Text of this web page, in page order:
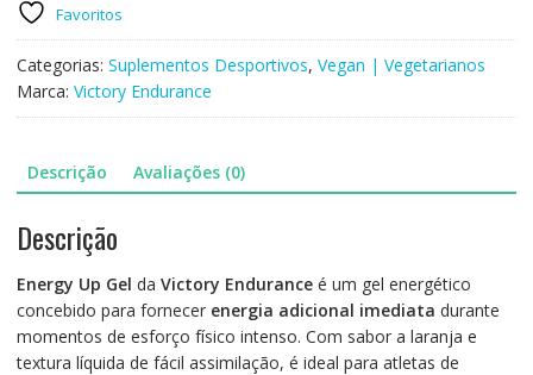
-
Energy
Up
Gel
-
Favoritos
Categorias: Suplementos Desportivos, Vegan | Vegetarianos
Marca: Victory Endurance
Descrição Avaliações (0)
Descrição
Energy Up Gel da Victory Enduranceé um gel energético
concebido para fornecer energia adicional imediata durante
momentos de esforço físico intenso. Com sabor a laranja e
textura líquida de fácil assimilação, é ideal para atletas de